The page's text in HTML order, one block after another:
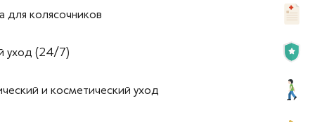
для колясочников
уход (24/7)
и косметический уход